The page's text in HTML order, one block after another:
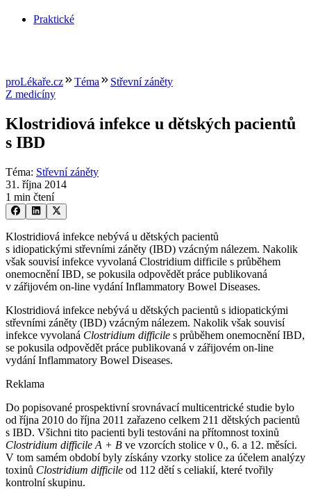
Praktické
proLékaře.cz Téma
Střevní záněty
Z medicíny
Klostridiová infekce u dětských pacientů
s IBD
Téma: Střevní záněty
31. října 2014
1 min čtení
Klostridiová infekce nebývá u dětských pacientů
s idiopatickými střevními záněty (IBD) vzácným nálezem. Nakolik
však souvisí infekce vyvolaná Clostridium difficile s průběhem
onemocnění IBD, se pokusila odpovědět práce publikovaná
v zářijovém on-line vydání Inflammatory Bowel Diseases.
Klostridiová infekce nebývá u dětských pacientů s idiopatickými
střevními záněty (IBD) vzácným nálezem. Nakolik však souvisí
infekce vyvolaná Clostridium difficile s průběhem onemocnění IBD,
se pokusila odpovědět práce publikovaná v zářijovém on-line
vydání Inflammatory Bowel Diseases.
Reklama
Do popisované prospektivní srovnávací multicentrické studie bylo
od října 2010 do října 2011 zařazeno celkem 211 dětských pacientů
s IBD. Všichni tito pacienti byli testováni na přítomnost toxinů
Clostridium difficile A + B ve vzorcích stolice v 0., 6. a 12. měsíci.
V tom samém období byly získány vzorky stolice za účelem analýzy
toxinů Clostridium difficile od 112 dětí s celiakií, které tvořily
kontrolní skupinu.